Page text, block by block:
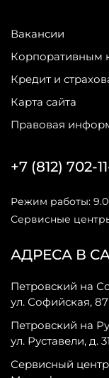
Вакансии
Корпоративным
Кредит и
Карта сайта
Правовая
АДРЕСА В
Петровский на
ул. Софийская, 87
Петровский на
ул. Руставели, д.
Сервисный
+7 (812) 702-
Режим работы:
Сервисные